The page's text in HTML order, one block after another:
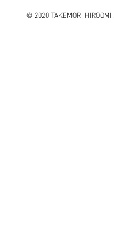
© 2020 TAKEMORI